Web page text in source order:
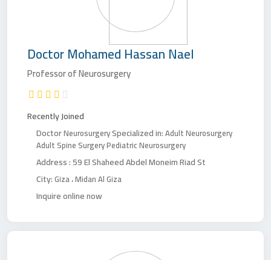
DoctorMohamed Hassan Nael
Professor of Neurosurgery
Recently Joined
DoctorNeurosurgerySpecialized in:Adult Neurosurgery
Adult Spine SurgeryPediatric Neurosurgery
Address :59 El Shaheed Abdel Moneim Riad St
City:Giza،Midan Al Giza
Inquire online now